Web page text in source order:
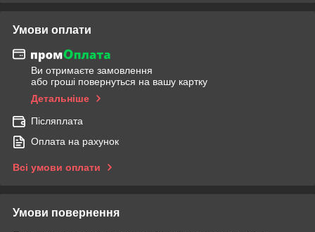
Умови оплати
Ви отримаєте замовлення
або гроші повернуться на вашу картку
Детальніше
Післяплата
Оплата на рахунок
Всі умови оплати
Умови повернення